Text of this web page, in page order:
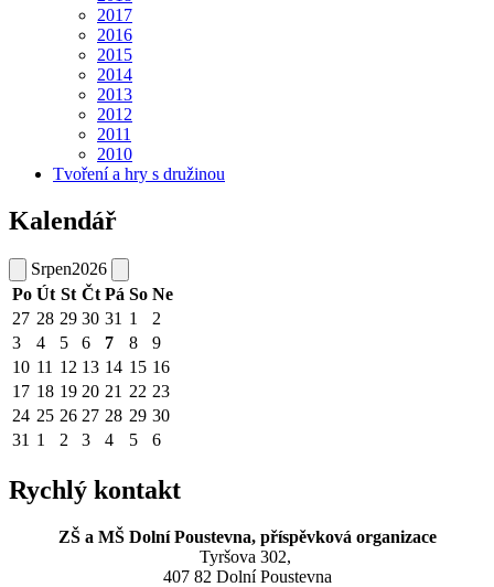
2017
2016
2015
2014
2013
2012
2011
2010
Tvoření a hry s družinou
Kalendář
Srpen2026
Po Út St Čt Pá So Ne
27 28 29 30 31 1
2
3
4 5 6 7 8
9
10 11 12 13 14 15 16
17 18 19 20 21 22 23
24 25 26 27 28 29 30
31 1 2 3 4 5 6
Rychlý kontakt
ZŠ a MŠ Dolní Poustevna, příspěvková organizace
Tyršova 302,
407 82 Dolní Poustevna